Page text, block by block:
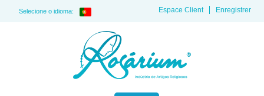
Selecione o idioma: Enregistrer
Espace Client